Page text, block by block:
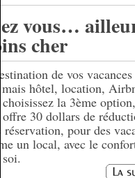
vous…
cher
de vos
mais hôtel, location,
choisissez la 3ème
offre 30 dollars de
réservation, pour des
un local, avec le
soi.